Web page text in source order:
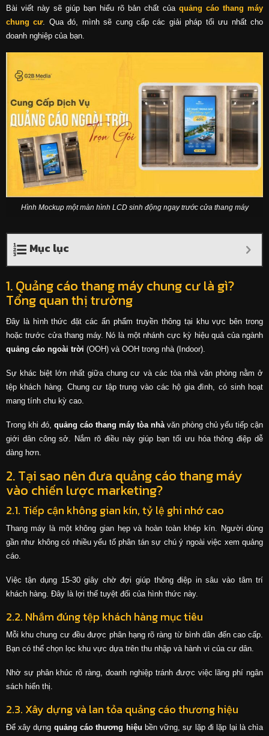
Bài viết này sẽ giúp bạn hiểu rõ bản chất củaquảng cáo thang máy
chung cư. Qua đó, mình sẽ cung cấp các giải pháp tối ưu nhất cho
doanh nghiệp của bạn.
Hình Mockup một màn hình LCD sinh động ngay trước cửa thang máy
Mục lục
1. Quảng cáo thang máy chung cư là gì?
Tổng quan thị trường
Đây là hình thức đặt các ấn phẩm truyền thông tại khu vực bên trong
hoặc trước cửa thang máy. Nó là một nhánh cực kỳ hiệu quả của ngành
quảng cáo ngoài trời (OOH) và OOH trong nhà (Indoor).
Sự khác biệt lớn nhất giữa chung cư và các tòa nhà văn phòng nằm ở
tệp khách hàng. Chung cư tập trung vào các hộ gia đình, có sinh hoạt
mang tính chu kỳ cao.
Trong khi đó, quảng cáo thang máy tòa nhà văn phòng chủ yếu tiếp cận
giới dân công sở. Nắm rõ điều này giúp bạn tối ưu hóa thông điệp dễ
dàng hơn.
2. Tại sao nên đưa quảng cáo thang máy
vào chiến lược marketing?
2.1. Tiếp cận không gian kín, tỷ lệ ghi nhớ cao
Thang máy là một không gian hẹp và hoàn toàn khép kín. Người dùng
gần như không có nhiều yếu tố phân tán sự chú ý ngoài việc xem quảng
cáo.
Việc tận dụng 15-30 giây chờ đợi giúp thông điệp in sâu vào tâm trí
khách hàng. Đây là lợi thế tuyệt đối của hình thức này.
2.2. Nhắm đúng tệp khách hàng mục tiêu
Mỗi khu chung cư đều được phân hạng rõ ràng từ bình dân đến cao cấp.
Bạn có thể chọn lọc khu vực dựa trên thu nhập và hành vi của cư dân.
Nhờ sự phân khúc rõ ràng, doanh nghiệp tránh được việc lãng phí ngân
sách hiển thị.
2.3. Xây dựng và lan tỏa quảng cáo thương hiệu
Để xây dựng quảng cáo thương hiệu bền vững, sự lặp đi lặp lại là chìa